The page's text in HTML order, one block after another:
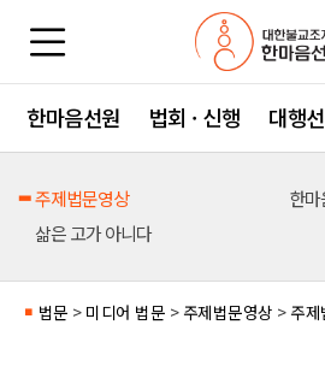
한마음선원 법회 · 신행 대행
주제법문영상
한마
삶은 고가 아니다
■ 법문 > 미디어 법문 > 주제법문영상 > 주